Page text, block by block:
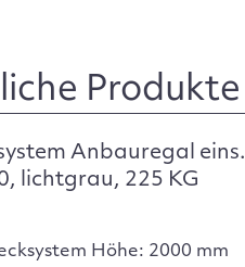
Produkte
Anbauregal eins.
lichtgrau, 225 KG
Höhe: 2000 mm